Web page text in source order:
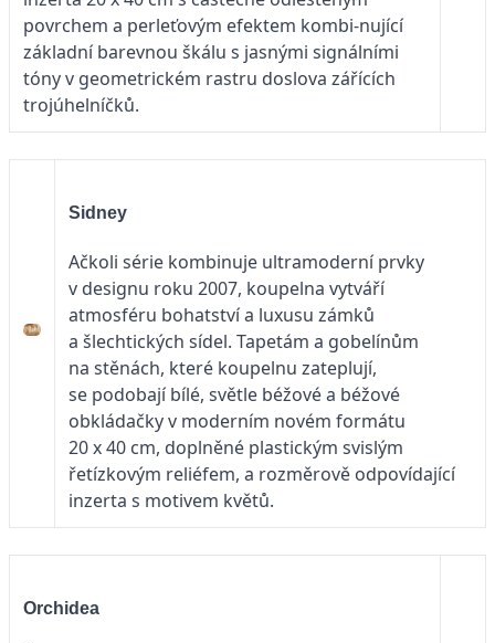
povrchem a perleťovým efektem kombi-nující
základní barevnou škálu s jasnými signálními
tóny v geometrickém rastru doslova zářících
trojúhelníčků.
Sidney
Ačkoli série kombinuje ultramoderní prvky
v designu roku 2007, koupelna vytváří
atmosféru bohatství a luxusu zámků
a šlechtických sídel. Tapetám a gobelínům
na stěnách, které koupelnu zateplují,
se podobají bílé, světle béžové a béžové
obkládačky v moderním novém formátu
20 x 40 cm, doplněné plastickým svislým
řetízkovým reliéfem, a rozměrově odpovídající
inzerta s motivem květů.
Orchidea